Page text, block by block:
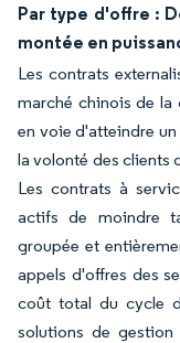
Par type d'offre :
montée en
Les contrats
marché chinois de la
en voie d'atteindre
la volonté des clients
Les contrats à
actifs de moindre
groupée et
appels d'offres des
coût total du cycle
solutions de gestion